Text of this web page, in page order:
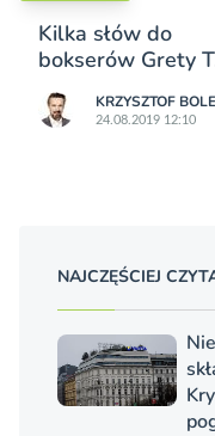
Kilka słów do
bokserów Grety
KRZYSZTOF
24.08.2019 12:10
NAJCZĘŚCIEJ